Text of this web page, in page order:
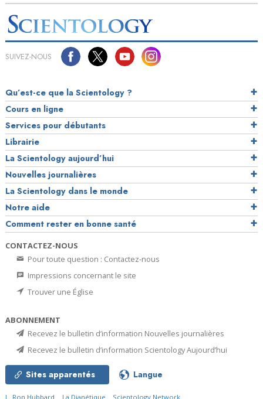
SUIVEZ-NOUS
Qu’est-ce que la Scientology ?
Cours en ligne
Services pour débutants
Librairie
La Scientology aujourd’hui
Nouvelles journalières
La Scientology dans le monde
Notre aide
Comment rester en bonne santé
CONTACTEZ-NOUS
Pour toute question : Contactez-nous
Impressions concernant le site
Trouver une Église
ABONNEMENT
Recevez le bulletin d’information Nouvelles journalières
Recevez le bulletin d’information Scientology Aujourd’hui
Sites apparentés Langue
L. Ron Hubbard La Dianétique Scientology Network